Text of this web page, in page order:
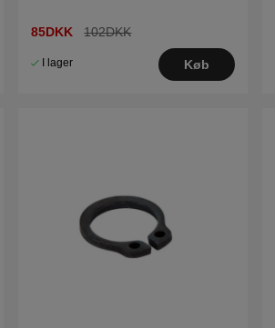
85DKK 102DKK
I lager Køb